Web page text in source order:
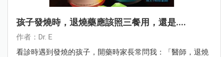
孩子發燒時，退燒藥應該照三餐用，還是....
作者：Dr. E
看診時遇到發燒的孩子，開藥時家長常問我：「醫師，退燒